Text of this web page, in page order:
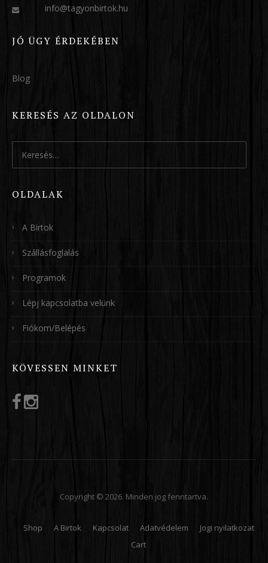
info@tagyonbirtok.hu
JÓ ÜGY ÉRDEKÉBEN
Blog
KERESÉS AZ OLDALON
OLDALAK
A Birtok
Szállásfoglalás
Programok
Lépj kapcsolatba velünk
Fiókom/Belépés
KÖVESSEN MINKET
Copyright © 2026. Minden jog fenntartva.
Shop A Birtok Kapcsolat Adatvédelem
Jogi nyilatkozat
Cart